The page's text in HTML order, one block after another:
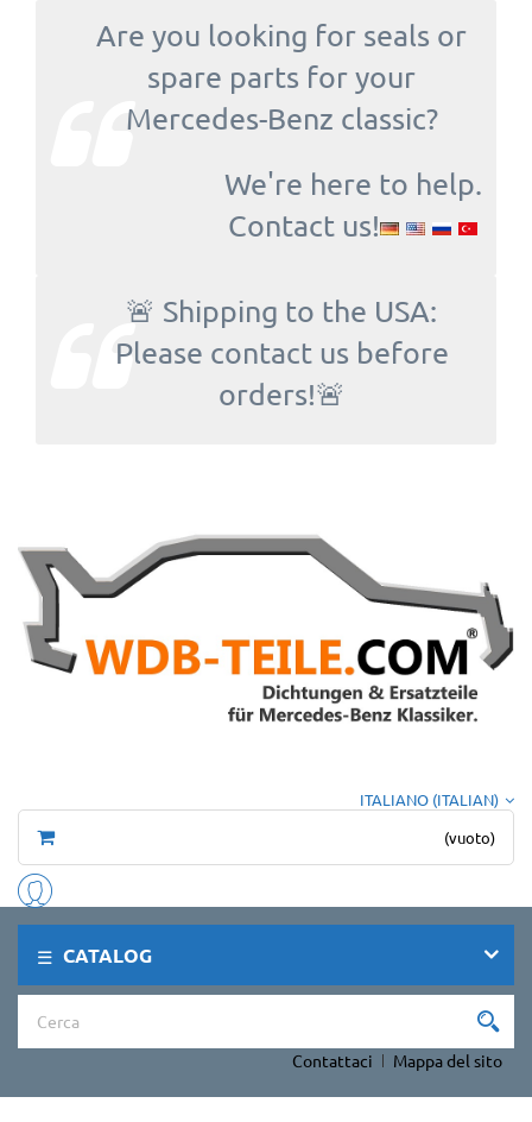
Are you looking for seals or
spare parts for your
Mercedes-Benz classic?
We're here to help.
Contact us!
🚨 Shipping to the USA:
Please contact us before
orders!🚨
ITALIANO (ITALIAN)
(vuoto)
CATALOG
Contattaci Mappa del sito